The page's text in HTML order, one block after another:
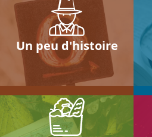
Un peu d'histoire